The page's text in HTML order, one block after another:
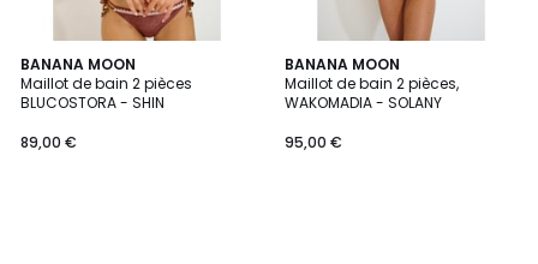
BANANA MOON
Maillot de bain 2 pièces
BLUCOSTORA - SHIN
89,00 €
BANANA MOON
Maillot de bain 2 pièces,
WAKOMADIA - SOLANY
95,00 €